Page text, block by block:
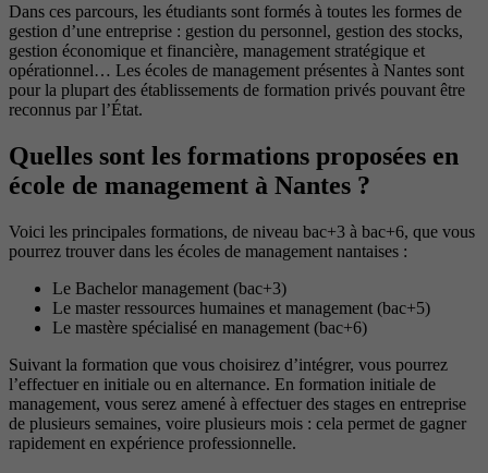
Dans ces parcours, les étudiants sont formés à toutes les formes de
gestion d’une entreprise : gestion du personnel, gestion des stocks,
gestion économique et financière, management stratégique et
opérationnel… Les écoles de management présentes à Nantes sont
pour la plupart des établissements de formation privés pouvant être
reconnus par l’État.
Quelles sont les formations proposées en
école de management à Nantes ?
Voici les principales formations, de niveau bac+3 à bac+6, que vous
pourrez trouver dans les écoles de management nantaises :
Le Bachelor management (bac+3)
Le master ressources humaines et management (bac+5)
Le mastère spécialisé en management (bac+6)
Suivant la formation que vous choisirez d’intégrer, vous pourrez
l’effectuer en initiale ou en alternance. En formation initiale de
management, vous serez amené à effectuer des stages en entreprise
de plusieurs semaines, voire plusieurs mois : cela permet de gagner
rapidement en expérience professionnelle.